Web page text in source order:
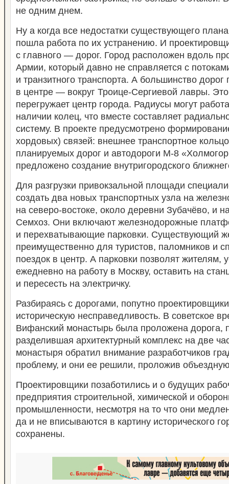
не одним днем.
Ну а когда все недостатки существующего
пошла работа по их устранению. И
с главного — дорог. Город расположен вдоль
Армии, который давно не справляется с
и транзитного транспорта. А большинство дорог
в центре — вокруг Троице-Сергиевой лавры.
перегружает центр города. Радиусы могут
наличии колец, что вместе составляет
систему. В проекте предусмотрено
хордовых) связей: внешнее транспортное
планируемых дорог и автодороги М-8
предложено создание внутригородского
Для разгрузки привокзальной площади
создать два новых транспортных узла на
на северо-востоке, около деревни Зубачёво, и
Семхоз. Они включают железнодорожные
и перехватывающие парковки. Существующий
преимущественно для туристов, паломников и
поездок в центр. А парковки позволят
ежедневно на работу в Москву, оставить на
и пересесть на электричку.
Разбираясь с дорогами, попутно
историческую несправедливость. В советское
Вифанский монастырь была проложена дорога,
разделившая архитектурный комплекс на две
монастыря обратил внимание разработчиков
проблему, и они ее решили, проложив
Проектировщики позаботились и о будущих
предприятия строительной, химической и
промышленности, несмотря на то что они
да и не вписываются в картину исторического
сохранены.